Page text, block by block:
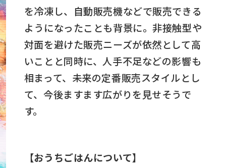
を冷凍し、自動販売機などで販売できる
ようになったことも背景に。非接触型や
対面を避けた販売ニーズが依然として高
いことと同時に、人手不足などの影響も
相まって、未来の定番販売スタイルとし
て、今後ますます広がりを見せそうで
す。
【おうちごはんについて】